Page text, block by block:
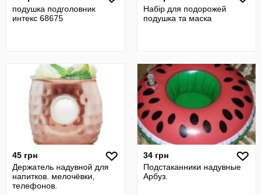
подушка подголовник
интекс 68675
Набір для подорожей
подушка та маска
45 грн
Держатель надувной для
напитков. мелочёвки,
телефонов.
34 грн
Подстаканники надувные
Арбуз.